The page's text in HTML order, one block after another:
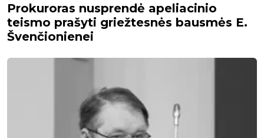
Prokuroras nusprendė apeliacinio
teismo prašyti griežtesnės bausmės E.
Švenčionienei